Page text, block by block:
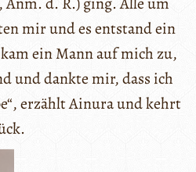
mir und es entstand ein
ein Mann auf mich zu,
und dankte mir, dass ich
erzählt Ainura und kehrt